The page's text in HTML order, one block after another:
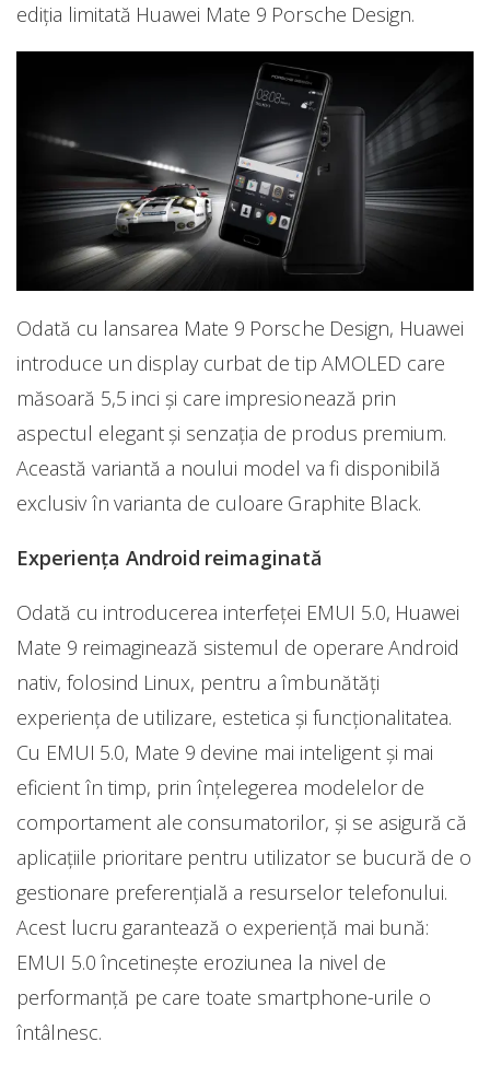
ediția limitată Huawei Mate 9 Porsche Design.
Odată cu lansarea Mate 9 Porsche Design, Huawei
introduce un display curbat de tip AMOLED care
măsoară 5,5 inci și care impresionează prin
aspectul elegant și senzația de produs premium.
Această variantă a noului model va fi disponibilă
exclusiv în varianta de culoare Graphite Black.
Experiența Android reimaginată
Odată cu introducerea interfeței EMUI 5.0, Huawei
Mate 9 reimaginează sistemul de operare Android
nativ, folosind Linux, pentru a îmbunătăți
experiența de utilizare, estetica și funcționalitatea.
Cu EMUI 5.0, Mate 9 devine mai inteligent și mai
eficient în timp, prin înțelegerea modelelor de
comportament ale consumatorilor, și se asigură că
aplicațiile prioritare pentru utilizator se bucură de o
gestionare preferențială a resurselor telefonului.
Acest lucru garantează o experiență mai bună:
EMUI 5.0 încetinește eroziunea la nivel de
performanță pe care toate smartphone-urile o
întâlnesc.